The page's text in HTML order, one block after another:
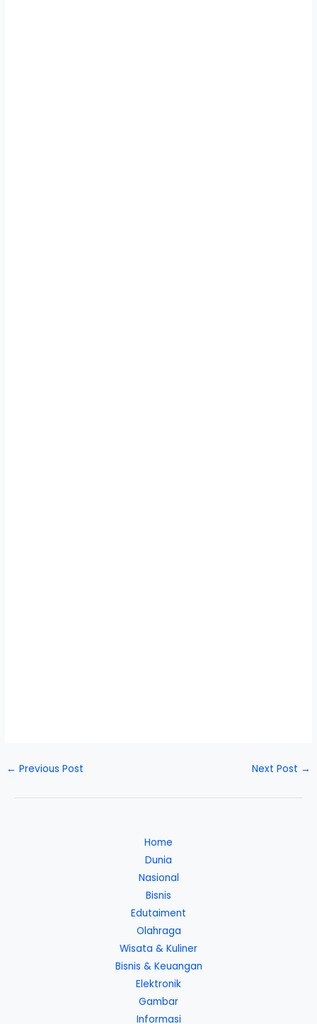
← Previous Post Next Post →
Home
Dunia
Nasional
Bisnis
Edutaiment
Olahraga
Wisata & Kuliner
Bisnis & Keuangan
Elektronik
Gambar
Informasi